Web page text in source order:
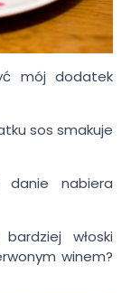
mój dodatek
sos smakuje
danie nabiera
włoski
winem?